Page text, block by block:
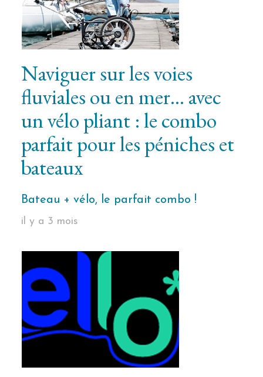
Naviguer sur les voies
fluviales ou en mer… avec
un vélo pliant : le combo
parfait pour les péniches et
bateaux
Bateau + vélo, le parfait combo !
il y a 3 mois